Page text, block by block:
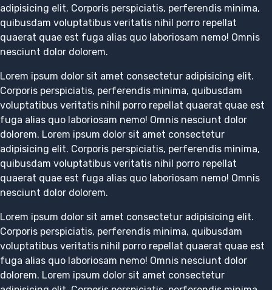
adipisicing elit. Corporis perspiciatis, perferendis minima,
quibusdam voluptatibus veritatis nihil porro repellat
quaerat quae est fuga alias quo laboriosam nemo! Omnis
nesciunt dolor dolorem.
Lorem ipsum dolor sit amet consectetur adipisicing elit.
Corporis perspiciatis, perferendis minima, quibusdam
voluptatibus veritatis nihil porro repellat quaerat quae est
fuga alias quo laboriosam nemo! Omnis nesciunt dolor
dolorem. Lorem ipsum dolor sit amet consectetur
adipisicing elit. Corporis perspiciatis, perferendis minima,
quibusdam voluptatibus veritatis nihil porro repellat
quaerat quae est fuga alias quo laboriosam nemo! Omnis
nesciunt dolor dolorem.
Lorem ipsum dolor sit amet consectetur adipisicing elit.
Corporis perspiciatis, perferendis minima, quibusdam
voluptatibus veritatis nihil porro repellat quaerat quae est
fuga alias quo laboriosam nemo! Omnis nesciunt dolor
dolorem. Lorem ipsum dolor sit amet consectetur